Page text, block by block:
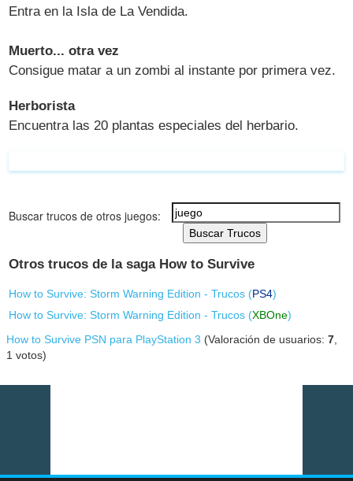
Entra en la Isla de La Vendida.
Muerto... otra vez
Consigue matar a un zombi al instante por primera vez.
Herborista
Encuentra las 20 plantas especiales del herbario.
Buscar trucos de otros juegos:
Buscar Trucos
Otros trucos de la saga How to Survive
How to Survive: Storm Warning Edition - Trucos (PS4)
How to Survive: Storm Warning Edition - Trucos (XBOne)
How to Survive PSN para PlayStation 3 (Valoración de usuarios:7
1 votos)